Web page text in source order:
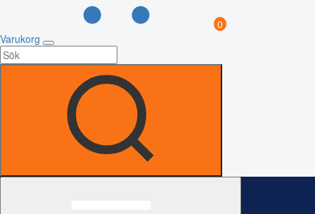
0
Varukorg